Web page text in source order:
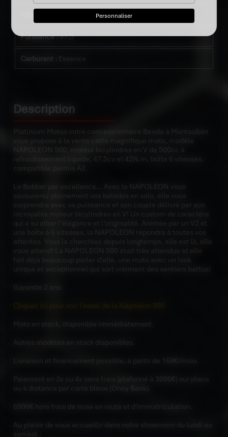
Personnaliser
Puissance :47,5
Carburant : Essence
Description
Platinium Motos votre concessionnaire Benda à Montauban
vous propose à la vente cette magnifique moto, modèle
NAPOLEON 500, moteur bicylindres en V de 500cc à
refroidissement liquide, 47,5cv et 42N.m, boîte 6 vitesses,
compatible permis A2.
Le Bobber par excellence... Avec la NAPOLEON vous
surprendra avec sa puissance et son couple délivré par son
qui a su allier l’élégance et l’originalité. Animée par un V2 et
une boîte à 6 vitesses, la NAPOLEON répondra à toutes vos
attentes. Vous la cherchiez depuis longtemps, elle est là, elle
unique et exceptionnel qui sort vraiment des sentiers battus!
Garantie 2 ans.
Moto en stock, disponible immédiatement.
Autres modèles en stock disponibles.
Livraison et financement possible, à partir de 169€/mois.
Paiement en 3x ou 4x sans frais (plafonné à 3000€) sur place
ou à distance par carte bleue (Oney Bank).
6990€ hors frais de mise en route et d'immatriculation.
Au plaisir de vous accueillir dans notre showroom du lundi au